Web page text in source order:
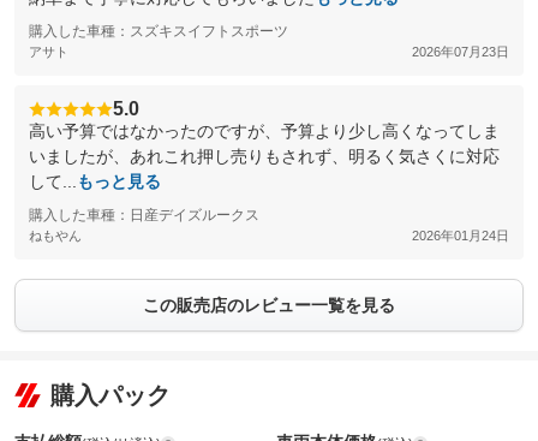
購入した車種：スズキスイフトスポーツ
アサト 2026年07月23日
5.0
高い予算ではなかったのですが、予算より少し高くなってしま
いましたが、あれこれ押し売りもされず、明るく気さくに対応
して...
もっと見る
購入した車種：日産デイズルークス
ねもやん 2026年01月24日
この販売店のレビュー一覧を見る
購入パック